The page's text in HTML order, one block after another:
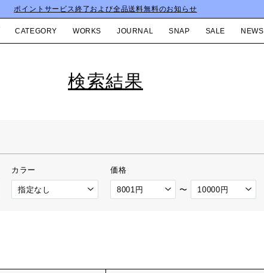
ポイントサービス終了および全品送料無料のお知らせ
CATEGORY WORKS JOURNAL SNAP SALE NEWS
検索結果
カラー 価格
〜